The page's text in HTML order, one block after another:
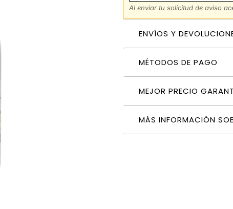
Al enviar tu solicitud de aviso
ENVÍOS Y
MÉTODOS DE PAGO
MEJOR PRECIO
MÁS INFORMACIÓN